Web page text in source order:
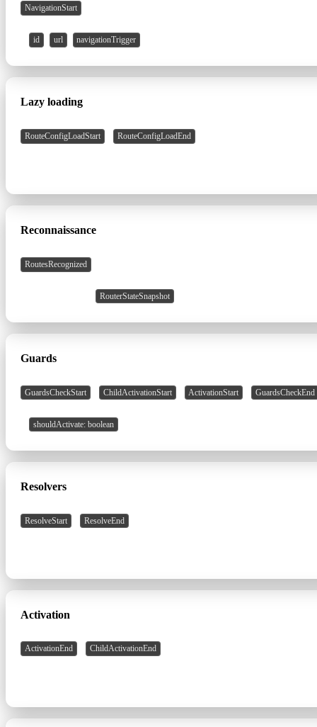
NavigationStart
id url navigationTrigger
Lazy loading
RouteConfigLoadStart RouteConfigLoadEnd
Reconnaissance
RoutesRecognized
RouterStateSnapshot
Guards
GuardsCheckStart ChildActivationStart ActivationStart GuardsCheckEnd
shouldActivate: boolean
Resolvers
ResolveStart ResolveEnd
Activation
ActivationEnd ChildActivationEnd